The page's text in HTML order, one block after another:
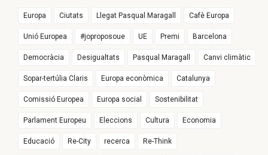
Europa Ciutats Llegat Pasqual Maragall Cafè Europa
Unió Europea #joproposoue UE Premi Barcelona
Democràcia Desigualtats Pasqual Maragall Canvi climàtic
Sopar-tertúlia Claris Europa econòmica Catalunya
Comissió Europea Europa social Sostenibilitat
Parlament Europeu Eleccions Cultura Economia
Educació Re-City recerca Re-Think